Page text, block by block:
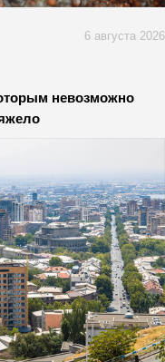
6 августа 2026
невозможно